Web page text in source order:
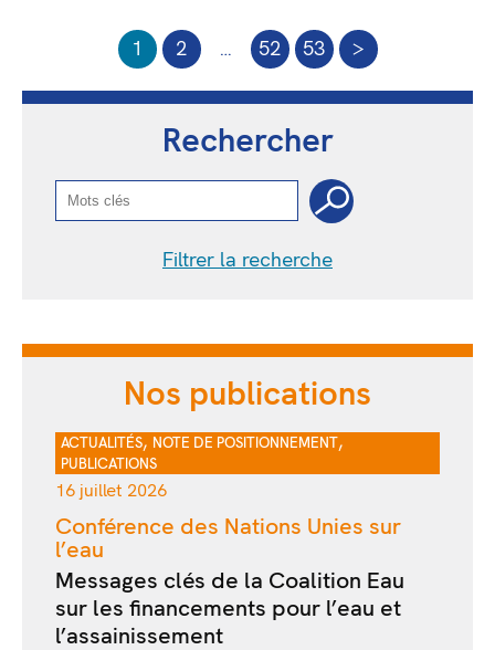
1 2 … 52 53 >
Rechercher
Filtrer la recherche
Nos publications
ACTUALITÉS, NOTE DE POSITIONNEMENT,
PUBLICATIONS
16 juillet 2026
Conférence des Nations Unies sur
l’eau
Messages clés de la Coalition Eau
sur les financements pour l’eau et
l’assainissement